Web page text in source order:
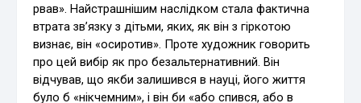
рвав». Найстрашнішим наслідком стала фактична
втрата зв’язку з дітьми, яких, як він з гіркотою
визнає, він «осиротив». Проте художник говорить
про цей вибір як про безальтернативний. Він
відчував, що якби залишився в науці, його життя
було б «нікчемним», і він би «або спився, або в